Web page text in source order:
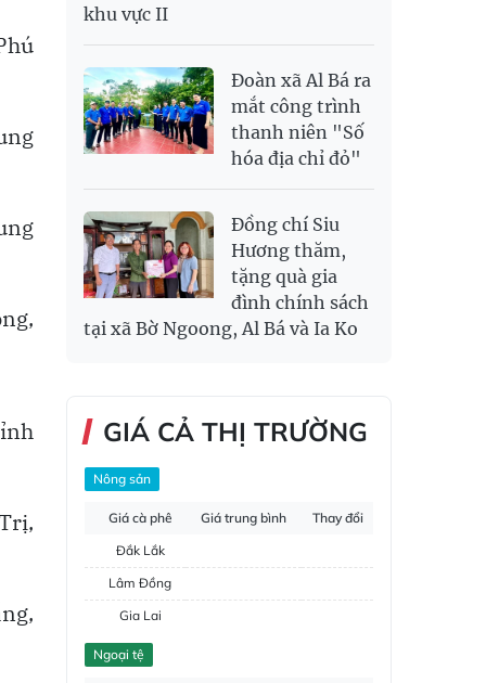
khu vực II
Đoàn xã Al Bá ra
mắt công trình
thanh niên "Số
hóa địa chỉ đỏ"
Đồng chí Siu
Hương thăm,
tặng quà gia
đình chính sách
tại xã Bờ Ngoong, Al Bá và Ia Ko
GIÁ CẢ THỊ TRƯỜNG
Nông sản
Giá cà phê Giá trung bình
Thay đổi
Đắk Lắk
Lâm Đồng
Gia Lai
Đắk Nông
Ngoại tệ